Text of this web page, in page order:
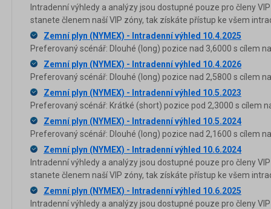
Intradenní výhledy a analýzy jsou dostupné pouze pro členy
stanete členem naší VIP zóny, tak získáte přístup ke všem
Zemní plyn (NYMEX) - Intradenní výhled 10.4.2025
Preferovaný scénář: Dlouhé (long) pozice nad 3,6000 s cílem
Zemní plyn (NYMEX) - Intradenní výhled 10.4.2026
Preferovaný scénář: Dlouhé (long) pozice nad 2,5800 s cílem
Zemní plyn (NYMEX) - Intradenní výhled 10.5.2023
Preferovaný scénář: Krátké (short) pozice pod 2,3000 s cílem
Zemní plyn (NYMEX) - Intradenní výhled 10.5.2024
Preferovaný scénář: Dlouhé (long) pozice nad 2,1600 s cílem
Zemní plyn (NYMEX) - Intradenní výhled 10.6.2024
Intradenní výhledy a analýzy jsou dostupné pouze pro členy
stanete členem naší VIP zóny, tak získáte přístup ke všem
Zemní plyn (NYMEX) - Intradenní výhled 10.6.2025
Intradenní výhledy a analýzy jsou dostupné pouze pro členy